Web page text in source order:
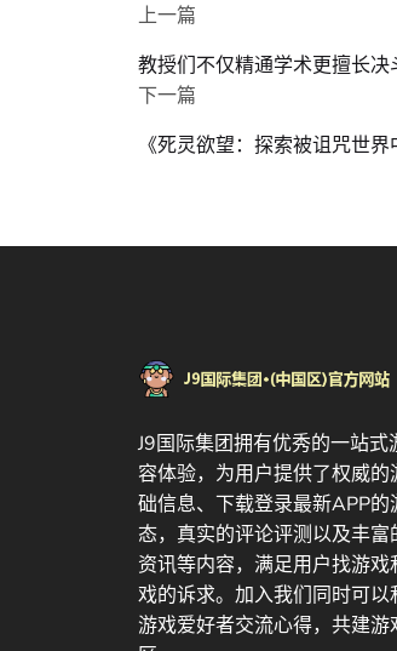
上一篇
教授们不仅精通学术更擅长
下一篇
《死灵欲望：探索被诅咒世
J9国际集团拥有优秀的一站式
容体验，为用户提供了权威的
础信息、下载登录最新APP的
态，真实的评论评测以及丰富
资讯等内容，满足用户找游戏
戏的诉求。加入我们同时可以
游戏爱好者交流心得，共建游